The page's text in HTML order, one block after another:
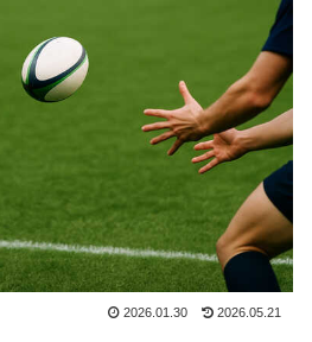
2026.01.30 2026.05.21